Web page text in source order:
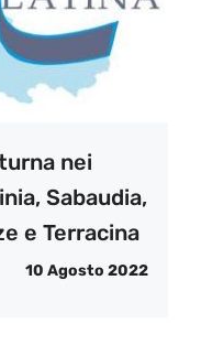
nei
Sabaudia,
e Terracina
10 Agosto 2022